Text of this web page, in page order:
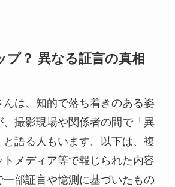
プ？ 異なる証言の真相
は、知的で落ち着きのある姿
撮影現場や関係者の間で「異
語る人もいます。以下は、複
メディア等で報じられた内容
一部証言や憶測に基づいたもの